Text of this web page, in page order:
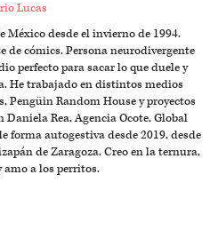
Lucas
México desde el invierno de 1994.
cómics. Persona neurodivergente
perfecto para sacar lo que duele y
He trabajado en distintos medios
Pengüin Random House y proyectos
Rea, Agencia Ocote, Global
forma autogestiva desde 2019, desde
de Zaragoza. Creo en la ternura,
a los perritos.